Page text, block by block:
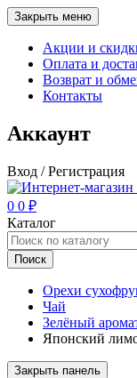
Закрыть меню
Акции и
Оплата и
Возврат и
Контакты
Аккаунт
Вход / Регистрация
0 0 ₽
Каталог
Поиск
Орехи
Чай
Зелёный
Японский
Закрыть панель